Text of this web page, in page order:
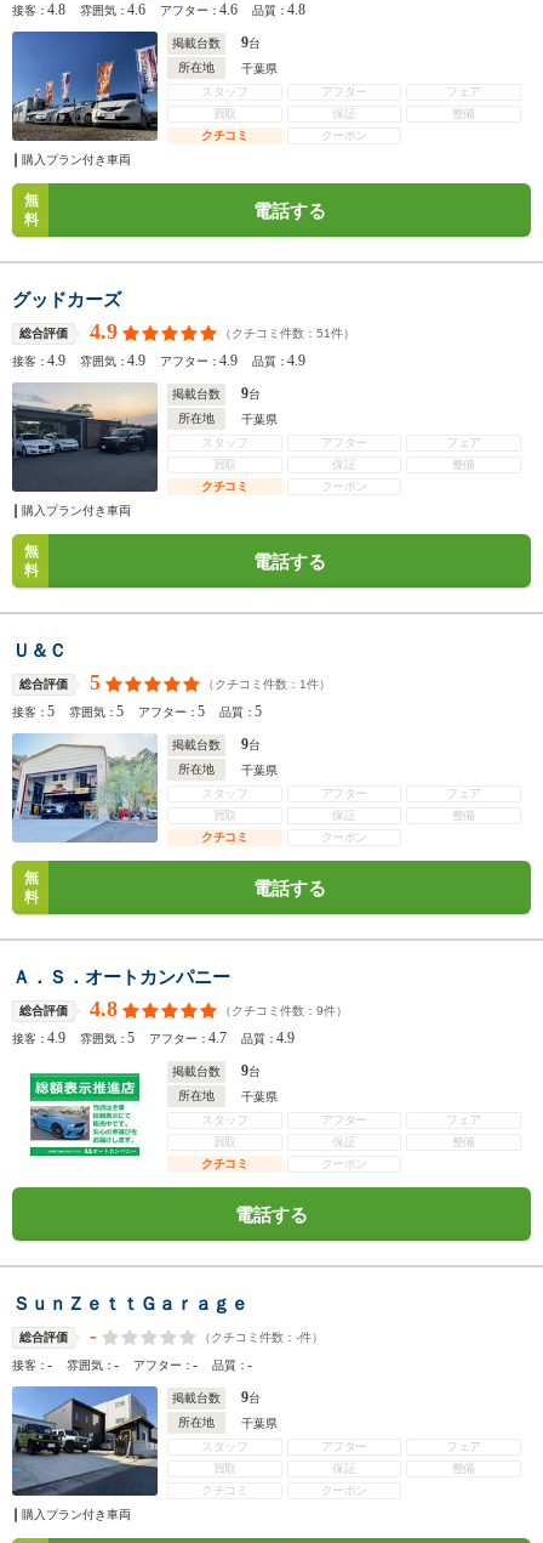
接客：4.8 雰囲気：4.6 アフター：4.6 品質：4.8
掲載台数 9台
所在地
千葉県
スタッフ
アフター
フェア
買取
保証
整備
クチコミ
クーポン
購入プラン付き車両
無
料
電話する
グッドカーズ
総合評価 4.9 （クチコミ件数： 51件）
接客：4.9 雰囲気：4.9 アフター：4.9 品質：4.9
掲載台数 9台
所在地
千葉県
スタッフ
アフター
フェア
買取
保証
整備
クチコミ
クーポン
購入プラン付き車両
無
料
電話する
Ｕ＆Ｃ
総合評価 5 （クチコミ件数： 1件）
接客：5 雰囲気：5 アフター：5 品質：5
掲載台数 9台
所在地
千葉県
スタッフ
アフター
フェア
買取
保証
整備
クチコミ
クーポン
無
料
電話する
Ａ．Ｓ．オートカンパニー
総合評価 4.8 （クチコミ件数： 9件）
接客：4.9 雰囲気：5 アフター：4.7 品質：4.9
掲載台数 9台
所在地
千葉県
スタッフ
アフター
フェア
買取
保証
整備
クチコミ
クーポン
電話する
ＳｕｎＺｅｔｔＧａｒａｇｅ
総合評価 - （クチコミ件数： -件）
接客：- 雰囲気：- アフター：- 品質：-
掲載台数 9台
所在地
千葉県
スタッフ
アフター
フェア
買取
保証
整備
クチコミ
クーポン
購入プラン付き車両